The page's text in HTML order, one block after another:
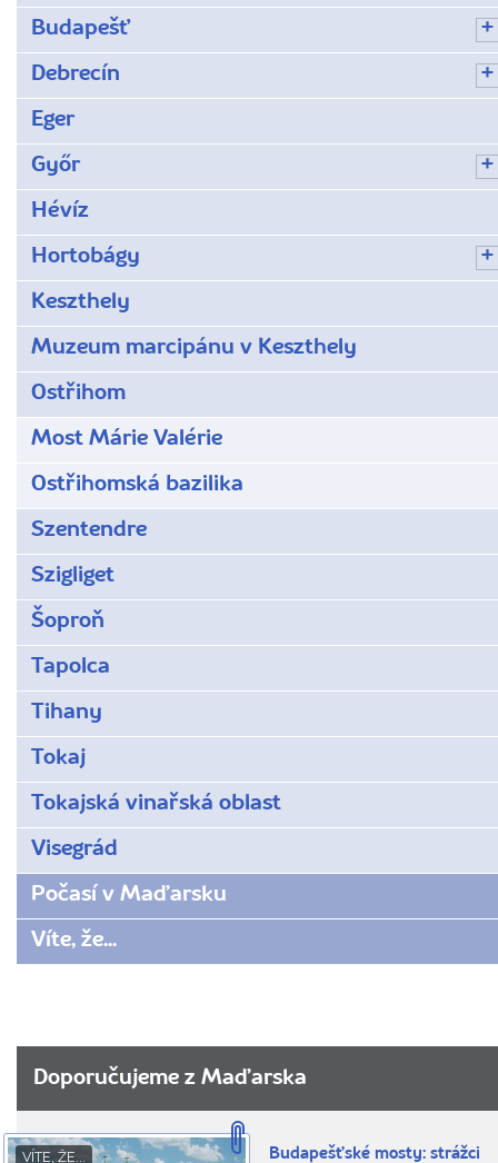
Budapešť
Debrecín
Eger
Győr
Hévíz
Hortobágy
Keszthely
Muzeum marcipánu v Keszthely
Ostřihom
Most Márie Valérie
Ostřihomská bazilika
Szentendre
Szigliget
Šoproň
Tapolca
Tihany
Tokaj
Tokajská vinařská oblast
Visegrád
Počasí v Maďarsku
Víte, že...
Doporučujeme z Maďarska
VÍTE, ŽE...
Budapešťské mosty: strážci